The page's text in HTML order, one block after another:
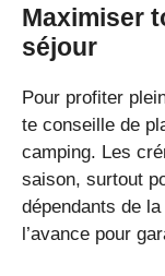
Maximiser
séjour
Pour profiter
te conseille de
camping. Les
saison, surtout
dépendants de
l’avance pour